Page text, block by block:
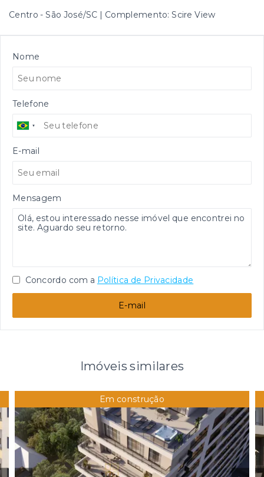
Centro - São José/SC | Complemento: Scire View
Nome
Telefone
E-mail
Mensagem
Concordo com a Política de Privacidade
E-mail
Imóveis similares
Em construção